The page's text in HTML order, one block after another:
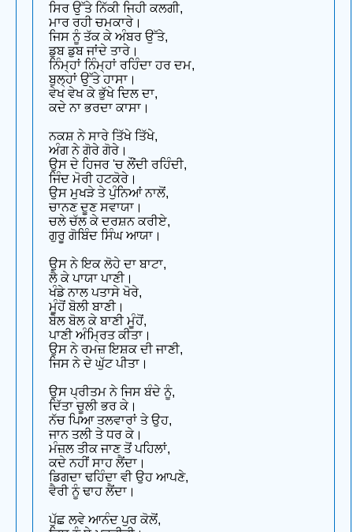
ਸਿਰ ਉੱਤੇ ਨਿੱਕੀ ਜਿਹੀ ਕਲਗੀ,
ਮਾਰ ਰਹੀ ਚਮਕਾਰੇ।
ਜਿਸ ਨੂੰ ਤੱਕ ਕੇ ਅੰਬਰ ਉੱਤੇ,
ਡੁਬ ਡੁਬ ਜਾਂਦੇ ਤਾਰੇ।
ਨਿੰਮ੍ਹਾਂ ਨਿੰਮ੍ਹਾਂ ਰਹਿੰਦਾ ਹਰ ਦਮ,
ਬੁਲ੍ਹਾਂ ਉੱਤੇ ਹਾਸਾ।
ਵੇਖ ਵੇਖ ਕੇ ਭੁੱਖੇ ਦਿਲ ਦਾ,
ਕਦੇ ਨਾ ਭਰਦਾ ਕਾਸਾ।
ਨਕਸ਼ ਨੇ ਸਾਰੇ ਤਿੱਖੇ ਤਿੱਖੇ,
ਅੰਗ ਨੇ ਗੋਰੇ ਗੋਰੇ।
ਉਸ ਦੇ ਹਿਜਰ 'ਚ ਲੌਂਦੀ ਰਹਿੰਦੀ,
ਜਿੰਦ ਮੋਰੀ ਹਟਕੋਰੇ।
ਉਸ ਮੁਖੜੇ ਤੇ ਪੁੰਨਿਆਂ ਨਾਲੋਂ,
ਚਾਨਣ ਦੂਣ ਸਵਾਯਾ।
ਚਲੇ ਚੱਲ ਕੇ ਦਰਸ਼ਨ ਕਰੀਏ,
ਗੁਰੂ ਗੋਬਿੰਦ ਸਿੰਘ ਆਯਾ।
ਉਸ ਨੇ ਇਕ ਲੋਹੇ ਦਾ ਬਾਟਾ,
ਲੈ ਕੇ ਪਾਯਾ ਪਾਣੀ।
ਖੰਡੇ ਨਾਲ ਪਤਾਸੇ ਖੋਰੇ,
ਮੂੰਹੋਂ ਬੋਲੀ ਬਾਣੀ।
ਬੋਲ ਬੋਲ ਕੇ ਬਾਣੀ ਮੂੰਹੋਂ,
ਪਾਣੀ ਅੰਮ੍ਰਿਤ ਕੀਤਾ।
ਉਸ ਨੇ ਰਮਜ਼ ਇਸ਼ਕ ਦੀ ਜਾਣੀ,
ਜਿਸ ਨੇ ਦੇ ਘੁੱਟ ਪੀਤਾ।
ਉਸ ਪ੍ਰੀਤਮ ਨੇ ਜਿਸ ਬੰਦੇ ਨੂੰ,
ਦਿੱਤਾ ਚੂਲੀ ਭਰ ਕੇ।
ਨੱਚ ਪਿਆ ਤਲਵਾਰਾਂ ਤੇ ਉਹ,
ਜਾਨ ਤਲੀ ਤੇ ਧਰ ਕੇ।
ਮੰਜ਼ਲ ਤੀਕ ਜਾਣ ਤੋਂ ਪਹਿਲਾਂ,
ਕਦੇ ਨਹੀਂ ਸਾਹ ਲੈਂਦਾ।
ਡਿਗਦਾ ਢਹਿੰਦਾ ਵੀ ਉਹ ਆਪਣੇ,
ਵੈਰੀ ਨੂੰ ਢਾਹ ਲੈਂਦਾ।
ਪੁੱਛ ਲਵੇ ਆਨੰਦ ਪੁਰ ਕੋਲੋਂ,